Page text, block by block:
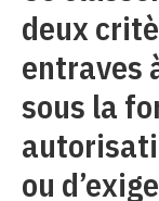
deux
entraves
sous la
ou